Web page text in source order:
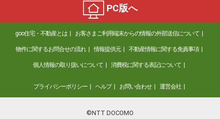
PC版へ
goo住宅・不動産とは お客さまご利用端末からの情報の外部送信について
物件に関するお問合せの流れ 情報提供元 不動産情報に関する免責事項
個人情報の取り扱いについて 消費税に関する表記について
プライバシーポリシー ヘルプ お問い合わせ 運営会社
©NTT DOCOMO